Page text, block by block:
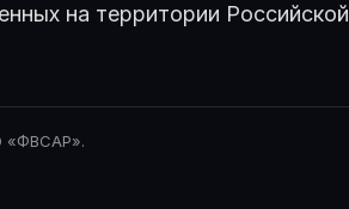
на территории Российской
.